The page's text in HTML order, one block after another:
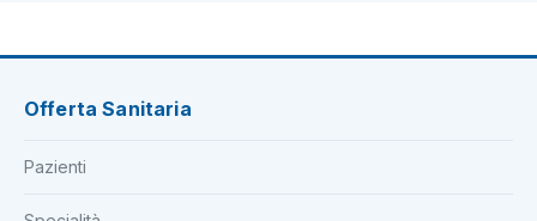
Offerta Sanitaria
Pazienti